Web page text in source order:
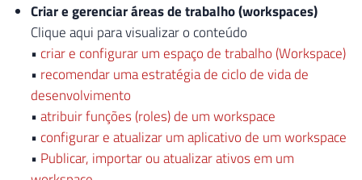
Criar e gerenciar áreas de trabalho (workspaces)
Clique aqui para visualizar o conteúdo
• criar e configurar um espaço de trabalho (Workspace)
• recomendar uma estratégia de ciclo de vida de
desenvolvimento
•atribuir funções (roles) de um workspace
• configurar e atualizar um aplicativo de um workspace
• Publicar, importar ou atualizar ativos em um